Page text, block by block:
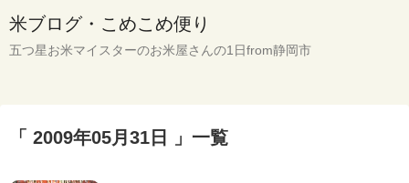
米ブログ・こめこめ便り
五つ星お米マイスターのお米屋さんの1日from静岡市
「 2009年05月31日 」一覧